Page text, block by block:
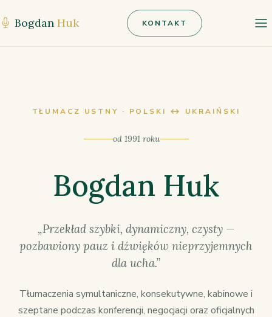
Bogdan Huk KONTAKT
TŁUMACZ USTNY · POLSKI ↔ UKRAIŃSKI
od 1991 roku
Bogdan Huk
„Przekład szybki, dynamiczny, czysty —
pozbawiony pauz i dźwięków nieprzyjemnych
dla ucha.”
Tłumaczenia symultaniczne, konsekutywne, kabinowe i
szeptane podczas konferencji, negocjacji oraz oficjalnych